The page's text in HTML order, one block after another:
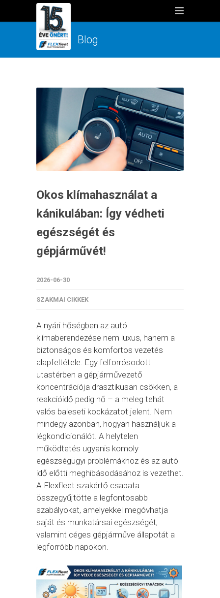
Blog
Okos klímahasználat a
kánikulában: Így védheti
egészségét és
gépjárművét!
2026-06-30
SZAKMAI CIKKEK
A nyári hőségben az autó
klímaberendezése nem luxus, hanem a
biztonságos és komfortos vezetés
alapfeltétele. Egy felforrósodott
utastérben a gépjárművezető
koncentrációja drasztikusan csökken, a
reakcióidő pedig nő – a meleg tehát
valós baleseti kockázatot jelent. Nem
mindegy azonban, hogyan használjuk a
légkondicionálót. A helytelen
működtetés ugyanis komoly
egészségügyi problémákhoz és az autó
idő előtti meghibásodásához is vezethet.
A Flexfleet szakértő csapata
összegyűjtötte a legfontosabb
szabályokat, amelyekkel megóvhatja
saját és munkatársai egészségét,
valamint céges gépjárműve állapotát a
legforróbb napokon.